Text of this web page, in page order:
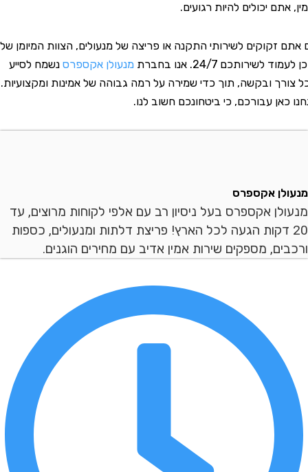
יכולים להיות רגועים.
לשירותי התקנה או פריצה של מנעולים, הצוות המיומן שלנו
24/7. אנו בחברת
מנעולן אקספרסנשמח לסייע
ובקשה, תוך כדי שמירה על רמה גבוהה של אמינות ומקצועיות.
עבורכם, כי ביטחונכם חשוב לנו.
אקספרס
אקספרס בעל ניסיון רב עם אלפי לקוחות מרוצים, עד
דקות הגעה לכל הארץ! פריצת דלתות ומנעולים, כספות
מספקים שירות אמין אדיב עם מחירים הוגנים.